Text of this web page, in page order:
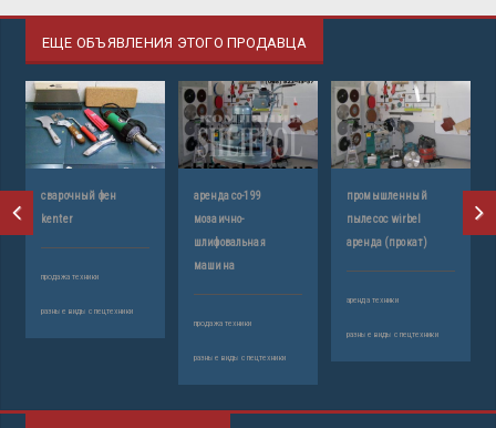
ЕЩЕ ОБЪЯВЛЕНИЯ ЭТОГО ПРОДАВЦА
сварочный фен
kenter
продажа техники
разные виды спецтехники
аренда со-199
мозаично-
шлифовальная
машина
продажа техники
разные виды спецтехники
промышленный
пылесос wirbel
аренда (прокат)
аренда техники
разные виды спецтехники